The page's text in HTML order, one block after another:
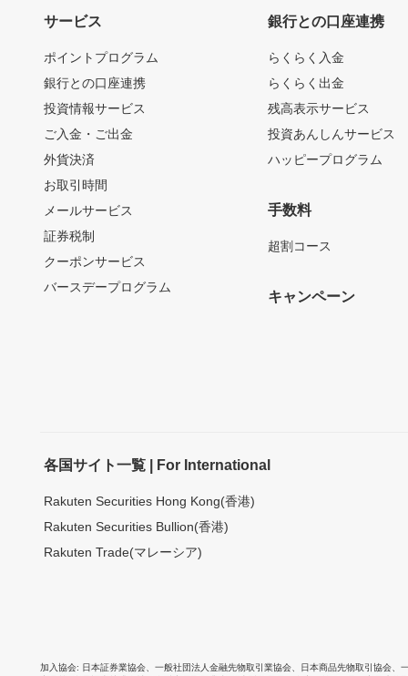
サービス
ポイントプログラム
銀行との口座連携
投資情報サービス
ご入金・ご出金
外貨決済
お取引時間
メールサービス
証券税制
クーポンサービス
バースデープログラム
銀行との口座連携
らくらく入金
らくらく出金
残高表示サービス
投資あんしんサービス
ハッピープログラム
手数料
超割コース
キャンペーン
各国サイト一覧 | For International
Rakuten Securities Hong Kong(香港)
Rakuten Securities Bullion(香港)
Rakuten Trade(マレーシア)
加入協会 日本証券業協会 一般社団法人金融先物取引業協会 日本商品先物取引協会